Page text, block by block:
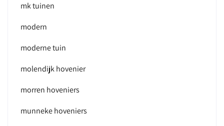
mk tuinen
modern
moderne tuin
molendijk hovenier
morren hoveniers
munneke hoveniers